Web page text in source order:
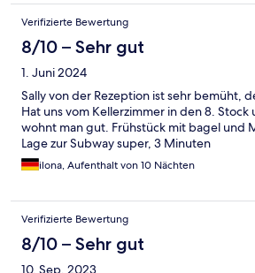
Verifizierte Bewertung
8/10 – Sehr gut
1. Juni 2024
Sally von der Rezeption ist sehr bemüht,
Hat uns vom Kellerzimmer in den 8.
wohnt man gut. Frühstück mit bagel und
Lage zur Subway super, 3 Minuten
ilona, Aufenthalt von 10 Nächten
Verifizierte Bewertung
8/10 – Sehr gut
10. Sep. 2023